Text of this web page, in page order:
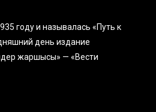
году и называлась «Путь к
день издание
жаршысы» — «Вести